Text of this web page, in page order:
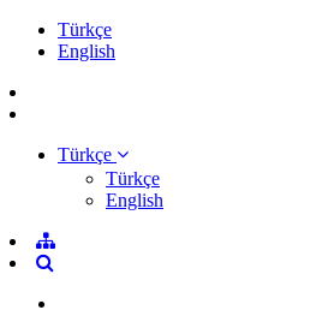
Türkçe
English
Türkçe
Türkçe
English